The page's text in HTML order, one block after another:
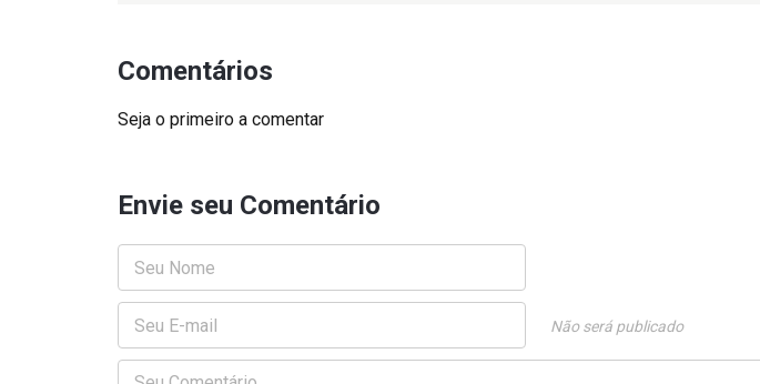
Comentários
Seja o primeiro a comentar
Envie seu Comentário
Não será publicado